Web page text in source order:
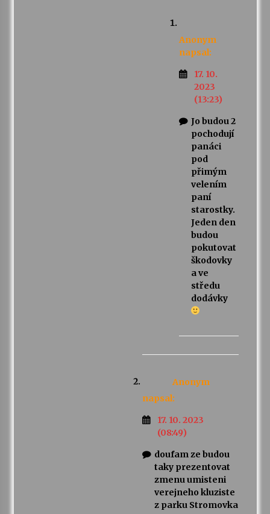
Anonym
napsal:
17. 10.
2023
(13:23)
Jo budou 2
pochodují
panáci
pod
přimým
velením
paní
starostky.
Jeden den
budou
pokutovat
škodovky
a ve
středu
dodávky
Anonym
napsal:
17. 10. 2023
(08:49)
doufam ze budou
taky prezentovat
zmenu umisteni
verejneho kluziste
z parku Stromovka